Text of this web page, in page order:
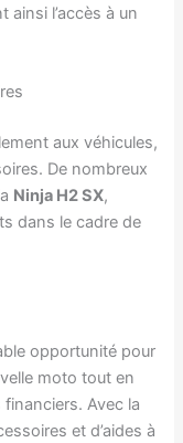
ainsi l’accès à un
aux véhicules,
De nombreux
Ninja H2 SX,
dans le cadre de
opportunité pour
moto tout en
Avec la
et d’aides à